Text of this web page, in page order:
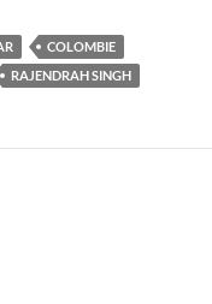
COLOMBIE
RAJENDRAH SINGH